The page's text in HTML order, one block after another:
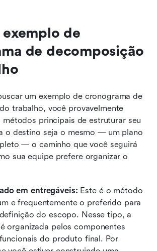
de
de decomposição
um exemplo de cronograma de
trabalho, você provavelmente
principais de estruturar seu
o destino seja o mesmo — um plano
— o caminho que você seguirá
sua equipe prefere organizar o
em entregáveis: Este é o método
e frequentemente o preferido para
do escopo. Nesse tipo, a
organizada pelos componentes
do produto final. Por